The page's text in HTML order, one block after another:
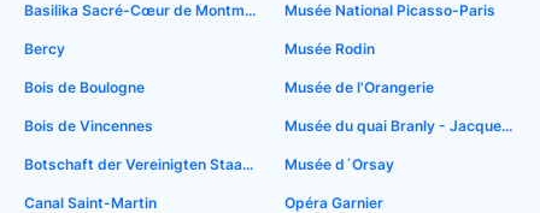
Basilika Sacré-Cœur de Montmartre
Bercy
Bois de Boulogne
Bois de Vincennes
Botschaft der Vereinigten Staaten in Paris
Canal Saint-Martin
Musée National Picasso-Paris
Musée Rodin
Musée de l'Orangerie
Musée du quai Branly - Jacques Chirac
Musée d´Orsay
Opéra Garnier